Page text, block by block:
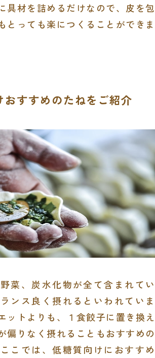
具材を詰めるだけなので、皮を包
とっても楽につくることができま
すすめのたねをご紹介
菜、炭水化物が全て含まれてい
ンス良く摂れるといわれていま
ットよりも、１食餃子に置き換え
偏りなく摂れることもおすすめの
こでは、低糖質向けにおすすめ